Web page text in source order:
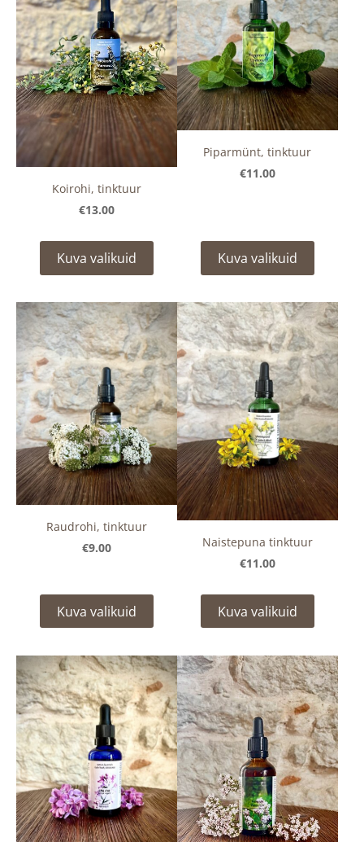
Koirohi, tinktuur
€13.00
Kuva valikuid
Piparmünt, tinktuur
€11.00
Kuva valikuid
Raudrohi, tinktuur
€9.00
Kuva valikuid
Naistepuna tinktuur
€11.00
Kuva valikuid